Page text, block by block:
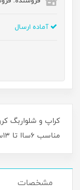
آماده ارسال
مناسب ۶ساا تا ۱۳سال
مشخصات